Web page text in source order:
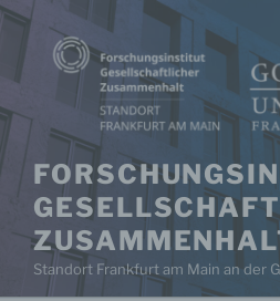
Zum
Inhalt
springen
Standort Frankfurt am Main an der